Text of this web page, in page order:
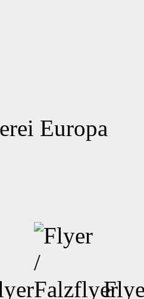
Europa